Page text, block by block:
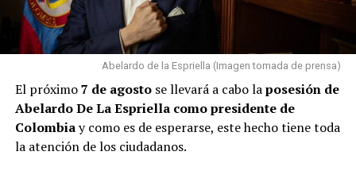
prendas pueden dificultar la sensación de renovación
del ambiente.
Lee también: Conoce todos los detalles de cómo
será la posesión presidencial de Abelardo de la
Espriella
3 Otro elemento para tener en cuenta, son
Abelardo de la Espriella (Imagen tomada de prensa)
El próximo7 de agostose llevará a cabo laposesión de
Abelardo De La Espriella como presidente de
Colombiay como es de esperarse, este hecho tiene toda
la atención de los ciudadanos.